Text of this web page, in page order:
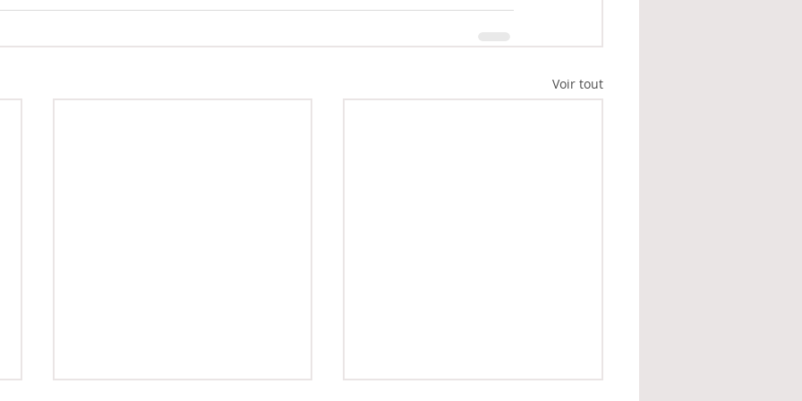
Voir tout